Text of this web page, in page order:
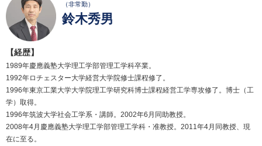
（非常勤）
鈴木秀男
【経歴】
1989年慶應義塾大学理工学部管理工学科卒業。
1992年ロチェスター大学経営大学院修士課程修了。
1996年東京工業大学大学院理工学研究科博士課程経営工学専攻修了。博士（工
学）取得。
1996年筑波大学社会工学系・講師。2002年6月同助教授。
2008年4月慶應義塾大学理工学部管理工学科・准教授。2011年4月同教授、現
在に至る。